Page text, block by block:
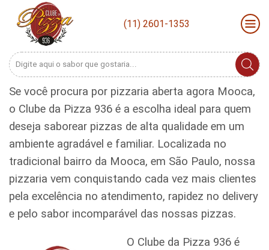
(11) 2601-1353
Search
Se você procura por pizzaria aberta agora Mooca,
o Clube da Pizza 936 é a escolha ideal para quem
deseja saborear pizzas de alta qualidade em um
ambiente agradável e familiar. Localizada no
tradicional bairro da Mooca, em São Paulo, nossa
pizzaria vem conquistando cada vez mais clientes
pela excelência no atendimento, rapidez no delivery
e pelo sabor incomparável das nossas pizzas.
O Clube da Pizza 936 é